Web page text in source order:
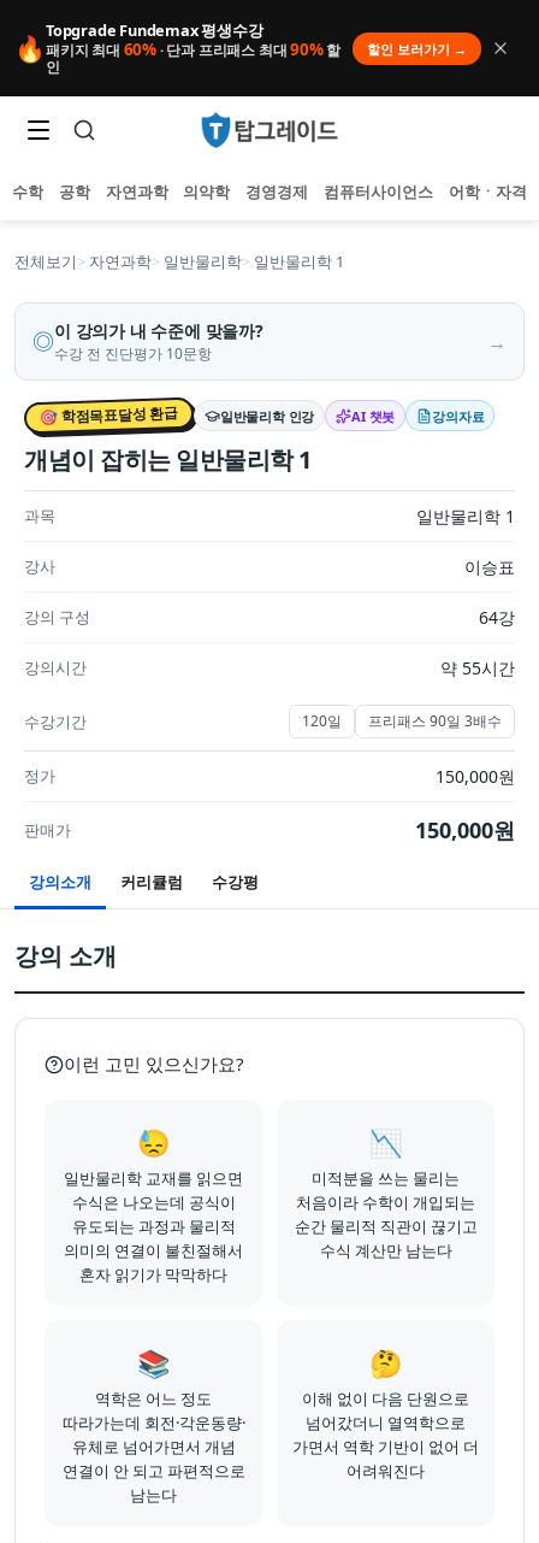
🔥
Topgrade Fundemax 평생수강
패키지 최대 60% · 단과 프리패스 최대90%할
인
할인 보러가기 →
인기 검색어
아직 집계된 인기 검색어가 없습니다.
추천 검색어
등록된 추천 검색어가 없습니다.
최근 검색어
최근 검색 내역이 없습니다.
수학 공학 자연과학 의약학 경영경제 컴퓨터사이언스 어학ㆍ자격
전체보기> 자연과학> 일반물리학> 일반물리학 1
샘플 강의
◎이 강의가 내 수준에 맞을까?
수강 전 진단평가 10문항 →
🎯 학점목표달성 환급 일반물리학인강 AI 챗봇 강의자료
개념이 잡히는 일반물리학 1
과목 일반물리학 1
강사 이승표
강의 구성 64강
강의시간 약 55시간
수강기간 120일 프리패스 90일 3배수
정가 150,000원
판매가 150,000원
강의소개 커리큘럼 수강평
강의 소개
이런 고민 있으신가요?
😓
일반물리학 교재를 읽으면
수식은 나오는데 공식이
유도되는 과정과 물리적
의미의 연결이 불친절해서
혼자 읽기가 막막하다
📉
미적분을 쓰는 물리는
처음이라 수학이 개입되는
순간 물리적 직관이 끊기고
수식 계산만 남는다
📚
역학은 어느 정도
따라가는데 회전·각운동량·
유체로 넘어가면서 개념
연결이 안 되고 파편적으로
남는다
🤔
이해 없이 다음 단원으로
넘어갔더니 열역학으로
가면서 역학 기반이 없어 더
어려워진다